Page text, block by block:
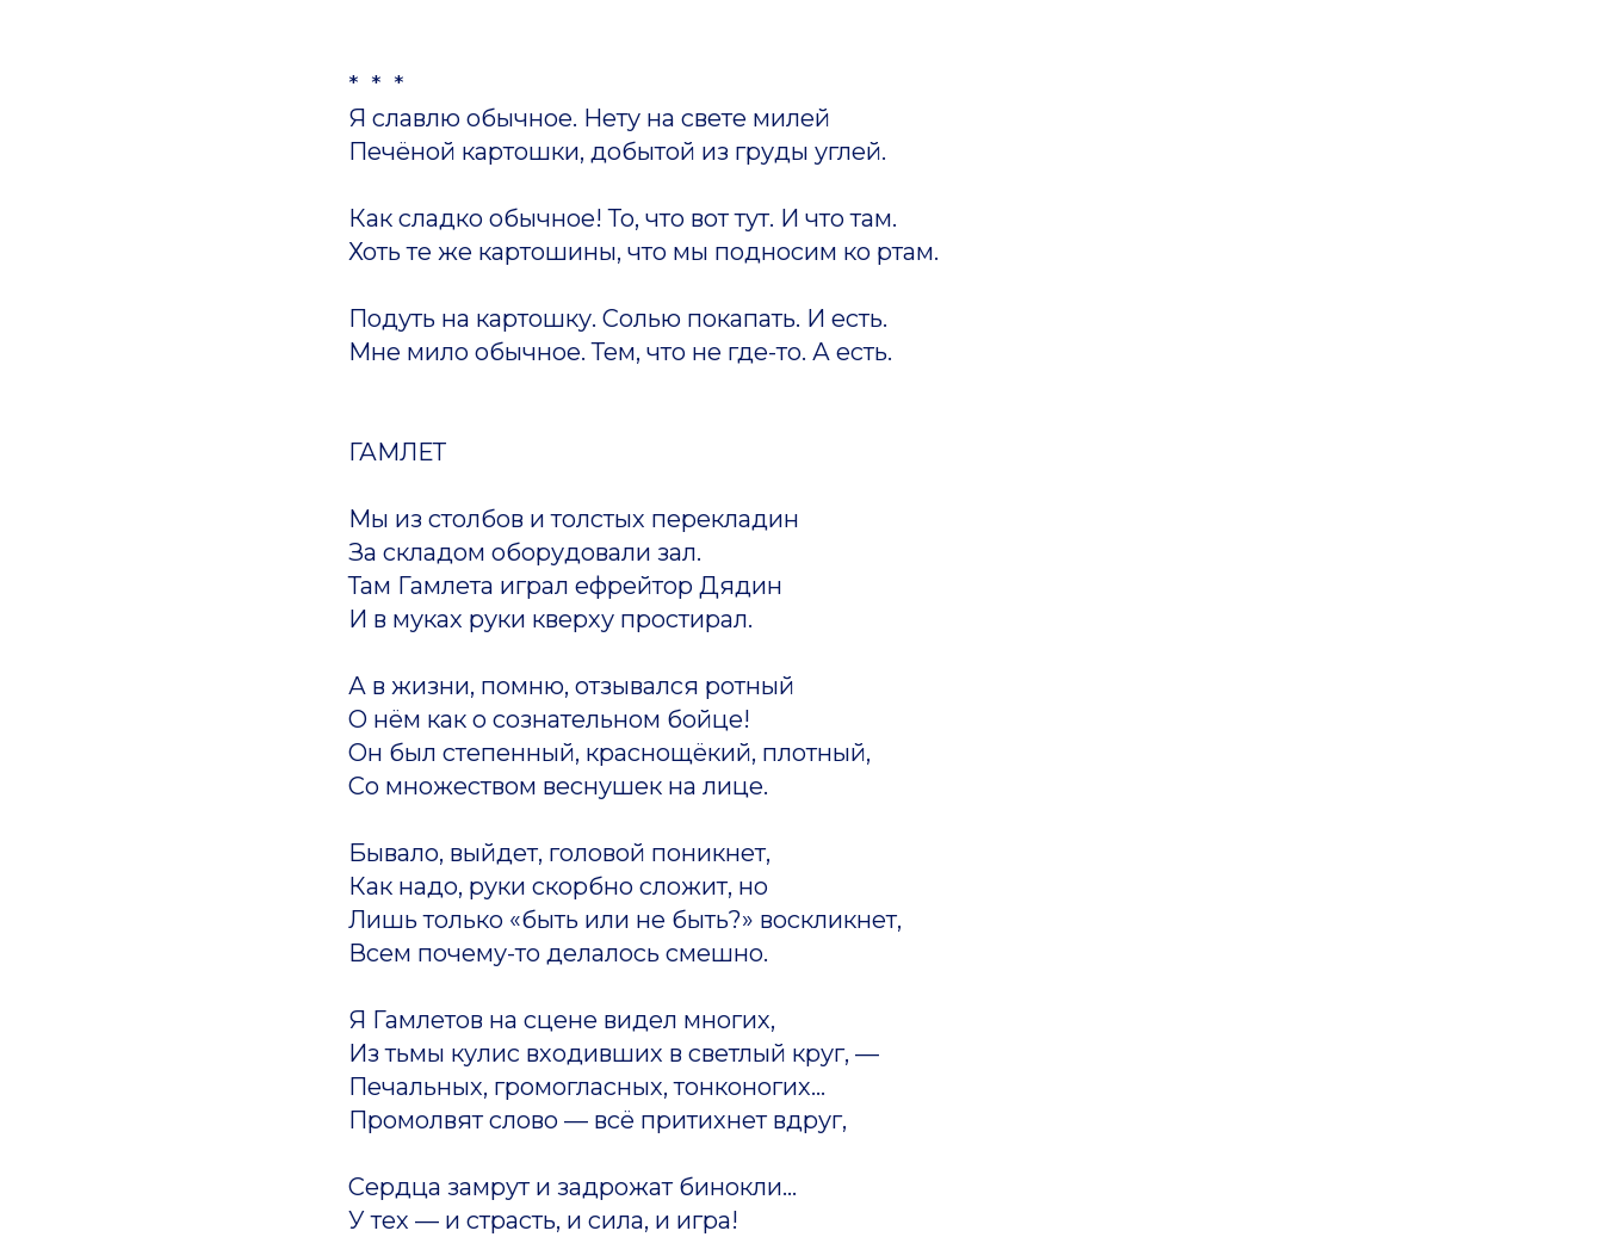
* * *
Я славлю обычное. Нету на свете милей
Печёной картошки, добытой из груды углей.
Как сладко обычное! То, что вот тут. И что там.
Хоть те же картошины, что мы подносим ко ртам.
Подуть на картошку. Солью покапать. И есть.
Мне мило обычное. Тем, что не где-то. А есть.
ГАМЛЕТ
Мы из столбов и толстых перекладин
За складом оборудовали зал.
Там Гамлета играл ефрейтор Дядин
И в муках руки кверху простирал.
А в жизни, помню, отзывался ротный
О нём как о сознательном бойце!
Он был степенный, краснощёкий, плотный,
Со множеством веснушек на лице.
Бывало, выйдет, головой поникнет,
Как надо, руки скорбно сложит, но
Лишь только «быть или не быть?» воскликнет,
Всем почему-то делалось смешно.
Я Гамлетов на сцене видел многих,
Из тьмы кулис входивших в светлый круг, —
Печальных, громогласных, тонконогих...
Промолвят слово — всё притихнет вдруг,
Сердца замрут и задрожат бинокли...
У тех — и страсть, и сила, и игра!